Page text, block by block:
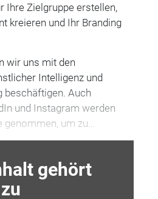
Ihre Zielgruppe erstellen,
kreieren und Ihr Branding
wir uns mit den
In­telligenz und
­beschäftigen. Auch
und Instagram werden
um zu…
gehört
zu